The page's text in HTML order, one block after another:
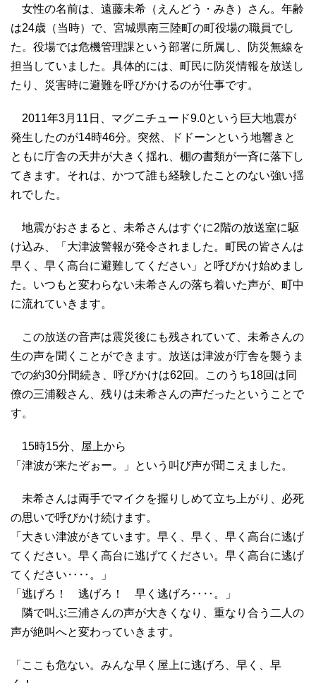
女性の名前は、遠藤未希（えんどう・みき）さん。年齢
は24歳（当時）で、宮城県南三陸町の町役場の職員でし
た。役場では危機管理課という部署に所属し、防災無線を
担当していました。具体的には、町民に防災情報を放送し
たり、災害時に避難を呼びかけるのが仕事です。
2011年3月11日、マグニチュード9.0という巨大地震が
発生したのが14時46分。突然、ドドーンという地響きと
ともに庁舎の天井が大きく揺れ、棚の書類が一斉に落下し
てきます。それは、かつて誰も経験したことのない強い揺
れでした。
地震がおさまると、未希さんはすぐに2階の放送室に駆
け込み、「大津波警報が発令されました。町民の皆さんは
早く、早く高台に避難してください」と呼びかけ始めまし
た。いつもと変わらない未希さんの落ち着いた声が、町中
に流れていきます。
この放送の音声は震災後にも残されていて、未希さんの
生の声を聞くことができます。放送は津波が庁舎を襲うま
での約30分間続き、呼びかけは62回。このうち18回は同
僚の三浦毅さん、残りは未希さんの声だったということで
す。
15時15分、屋上から
「津波が来たぞぉー。」という叫び声が聞こえました。
未希さんは両手でマイクを握りしめて立ち上がり、必死
の思いで呼びかけ続けます。
「大きい津波がきています。早く、早く、早く高台に逃げ
てください。早く高台に逃げてください。早く高台に逃げ
てください‥‥。」
「逃げろ！ 逃げろ！ 早く逃げろ‥‥。」
隣で叫ぶ三浦さんの声が大きくなり、重なり合う二人の
声が絶叫へと変わっていきます。
「ここも危ない。みんな早く屋上に逃げろ、早く、早